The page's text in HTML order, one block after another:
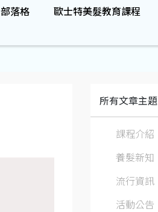
部落格
歐士特美髮教育課程
所有文章主題
課程介紹
養髮新知
流行資訊
活動公告